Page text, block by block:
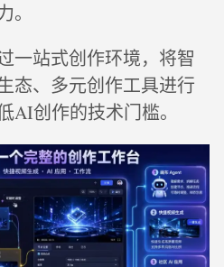
一站式创作环境，将智
态、多元创作工具进行
AI创作的技术门槛。